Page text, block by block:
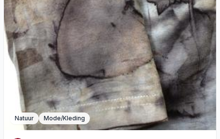
Natuur Mode/Kleding